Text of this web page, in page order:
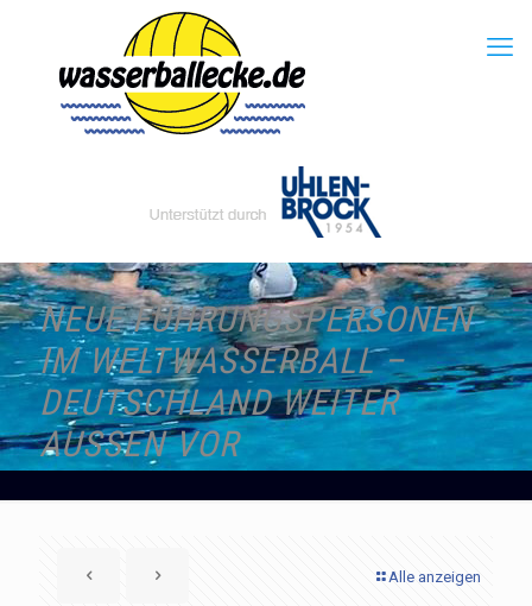
NEUE FÜHRUNGSPERSONEN
IM WELTWASSERBALL –
DEUTSCHLAND WEITER
AUSSEN VOR
Alle anzeigen